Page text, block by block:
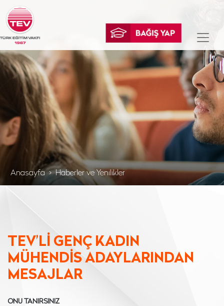
Anasayfa Haberler ve Yenilikler
TEV’Lİ GENÇ KADIN
MÜHENDİS ADAYLARINDAN
MESAJLAR
ONU TANIRSINIZ